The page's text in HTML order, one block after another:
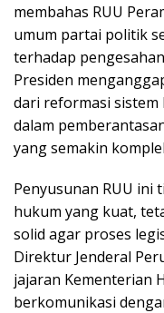
membahas RUU
umum partai politik
terhadap
Presiden
dari reformasi sistem
dalam
yang semakin
Penyusunan RUU ini
hukum yang kuat,
solid agar proses
Direktur Jenderal
jajaran Kementerian
berkomunikasi